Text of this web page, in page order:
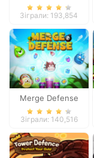
Zombies
Зіграли: 193,854
Merge Defense
Зіграли: 140,516